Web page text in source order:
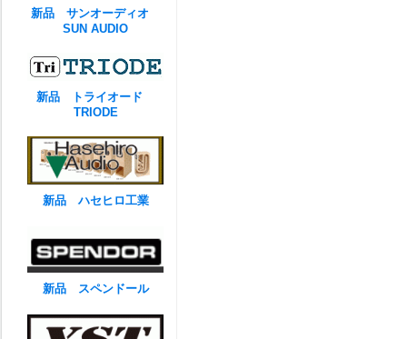
新品 サンオーディオ
SUN AUDIO
新品 トライオード
TRIODE
新品 ハセヒロ工業
新品 スペンドール